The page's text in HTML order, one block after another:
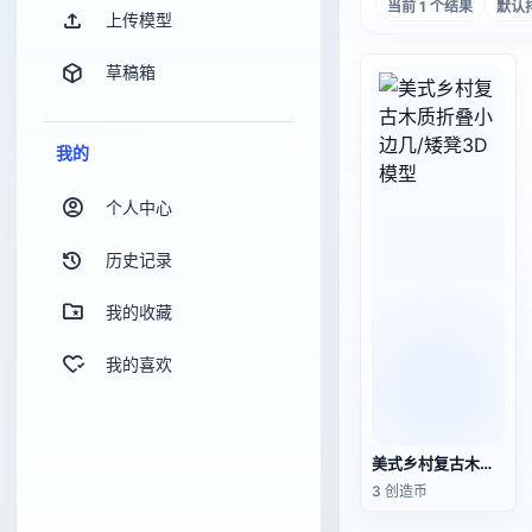
上传模型
草稿箱
我的
个人中心
历史记录
我的收藏
我的喜欢
当前 1 个结果 默认
美式乡村复古木质折叠小边几/矮凳3D模型
3 创造币